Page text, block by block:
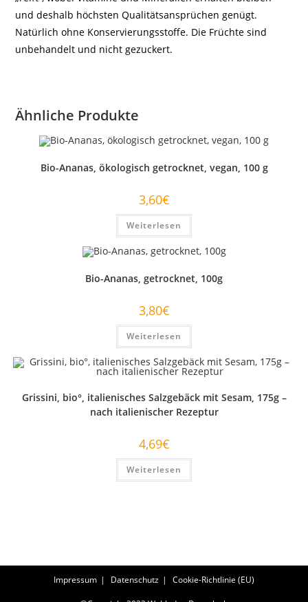
und deshalb höchsten Qualitätsansprüchen genügt.
Natürlich ohne Konservierungsstoffe. Die Früchte sind
unbehandelt und nicht gezuckert.
Ähnliche Produkte
Bio-Ananas, ökologisch getrocknet, vegan, 100 g
3,60€
Weiterlesen
Bio-Ananas, getrocknet, 100g
3,80€
Weiterlesen
Grissini, bio°, italienisches Salzgebäck mit Sesam, 175g –
nach italienischer Rezeptur
4,69€
Weiterlesen
Impressum Datenschutz Cookie-Richtlinie (EU)